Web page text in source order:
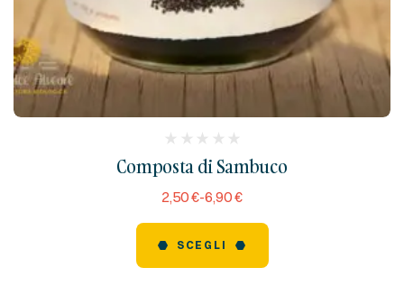
Composta di Sambuco
reviews)
2,50€-6,90€
SCEGLI